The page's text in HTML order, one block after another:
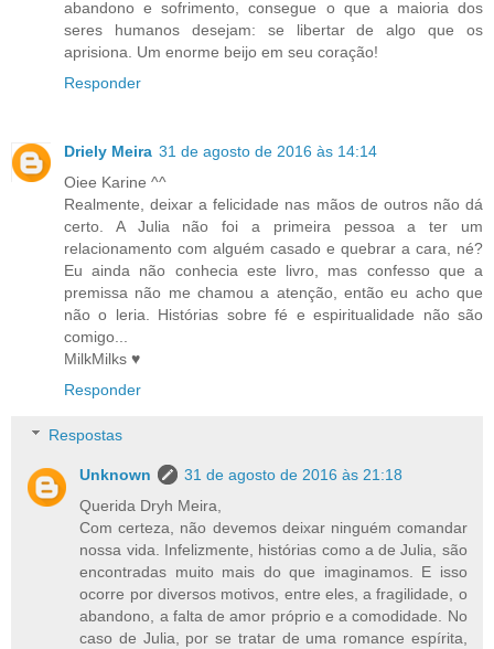
abandono e sofrimento, consegue o que a maioria dos
seres humanos desejam: se libertar de algo que os
aprisiona. Um enorme beijo em seu coração!
Responder
Driely Meira 31 de agosto de 2016 às 14:14
Oiee Karine ^^
Realmente, deixar a felicidade nas mãos de outros não dá
certo. A Julia não foi a primeira pessoa a ter um
relacionamento com alguém casado e quebrar a cara, né?
Eu ainda não conhecia este livro, mas confesso que a
premissa não me chamou a atenção, então eu acho que
não o leria. Histórias sobre fé e espiritualidade não são
comigo...
MilkMilks ♥
Responder
Respostas
Unknown
31 de agosto de 2016 às 21:18
Querida Dryh Meira,
Com certeza, não devemos deixar ninguém comandar
nossa vida. Infelizmente, histórias como a de Julia, são
encontradas muito mais do que imaginamos. E isso
ocorre por diversos motivos, entre eles, a fragilidade, o
abandono, a falta de amor próprio e a comodidade. No
caso de Julia, por se tratar de uma romance espírita,